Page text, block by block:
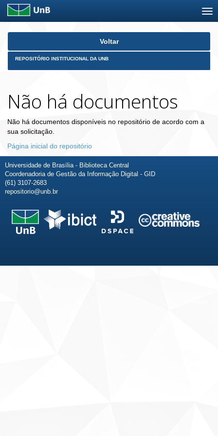
Skip
Voltar
REPOSITÓRIO INSTITUCIONAL DA UNB
Não há documentos
Não há documentos disponíveis no repositório de acordo com a
sua solicitação.
Página inicial do repositório
Universidade de Brasília - Biblioteca Central
Coordenadoria de Gestão da Informação Digital - GID
(61) 3107-2683
repositorio@unb.br